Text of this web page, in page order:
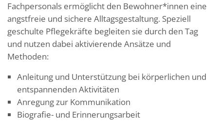
Fachpersonals ermöglicht den Bewohner*innen eine
angstfreie und sichere Alltagsgestaltung. Speziell
geschulte Pflegekräfte begleiten sie durch den Tag
und nutzen dabei aktivierende Ansätze und
Methoden:
Anleitung und Unterstützung bei körperlichen und
entspannenden Aktivitäten
Anregung zur Kommunikation
Biografie- und Erinnerungsarbeit